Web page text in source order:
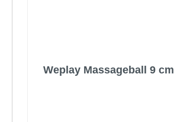
Weplay Massageball 9 cm